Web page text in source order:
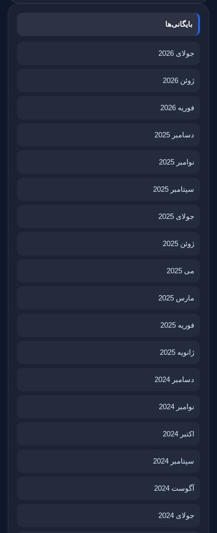
بایگانی‌ها
جولای 2026
ژوئن 2026
فوریه 2026
دسامبر 2025
نوامبر 2025
سپتامبر 2025
جولای 2025
ژوئن 2025
می 2025
مارس 2025
فوریه 2025
ژانویه 2025
دسامبر 2024
نوامبر 2024
اکتبر 2024
سپتامبر 2024
آگوست 2024
جولای 2024